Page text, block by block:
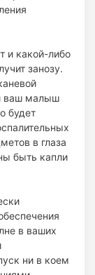
и какой-либо
занозу.
ваш малыш
будет
в глаза
быть капли
в ваших
ни в коем